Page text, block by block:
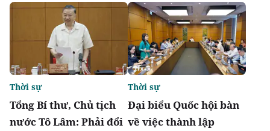
Tổng Bí thư, Chủ tịch
nước Tô Lâm: Phải đổi
Thời sự
Đại biểu Quốc hội bàn
về việc thành lập
Thời sự